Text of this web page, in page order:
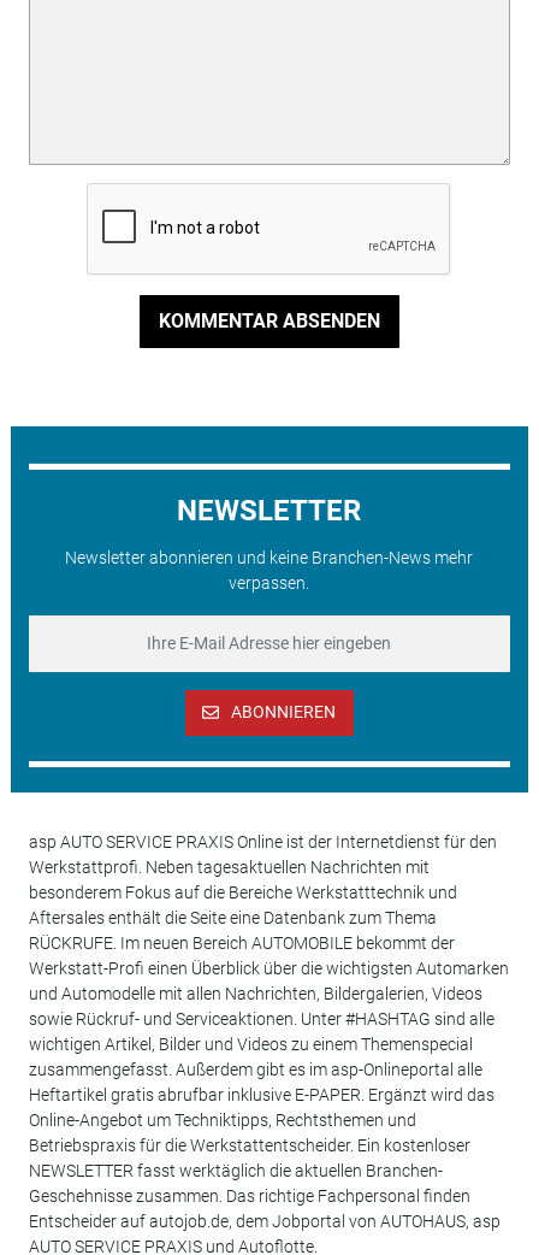
KOMMENTAR ABSENDEN
NEWSLETTER
Newsletter abonnieren und keine Branchen-News mehr
verpassen.
ABONNIEREN
asp AUTO SERVICE PRAXIS Online ist der Internetdienst für den
Werkstattprofi. Neben tagesaktuellen Nachrichten mit
besonderem Fokus auf die Bereiche Werkstatttechnik und
Aftersales enthält die Seite eine Datenbank zum Thema
RÜCKRUFE. Im neuen Bereich AUTOMOBILE bekommt der
Werkstatt-Profi einen Überblick über die wichtigsten Automarken
und Automodelle mit allen Nachrichten, Bildergalerien, Videos
sowie Rückruf- und Serviceaktionen. Unter #HASHTAG sind alle
wichtigen Artikel, Bilder und Videos zu einem Themenspecial
zusammengefasst. Außerdem gibt es im asp-Onlineportal alle
Heftartikel gratis abrufbar inklusive E-PAPER. Ergänzt wird das
Online-Angebot um Techniktipps, Rechtsthemen und
Betriebspraxis für die Werkstattentscheider. Ein kostenloser
NEWSLETTER fasst werktäglich die aktuellen Branchen-
Geschehnisse zusammen. Das richtige Fachpersonal finden
Entscheider auf autojob.de, dem Jobportal von AUTOHAUS, asp
AUTO SERVICE PRAXIS und Autoflotte.